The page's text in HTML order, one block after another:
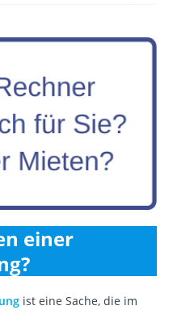
einer
ist eine Sache, die im